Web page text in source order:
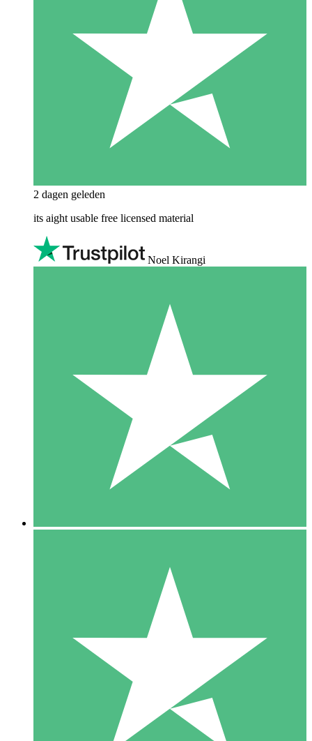
2 dagen geleden
its aight usable free licensed material
Noel Kirangi